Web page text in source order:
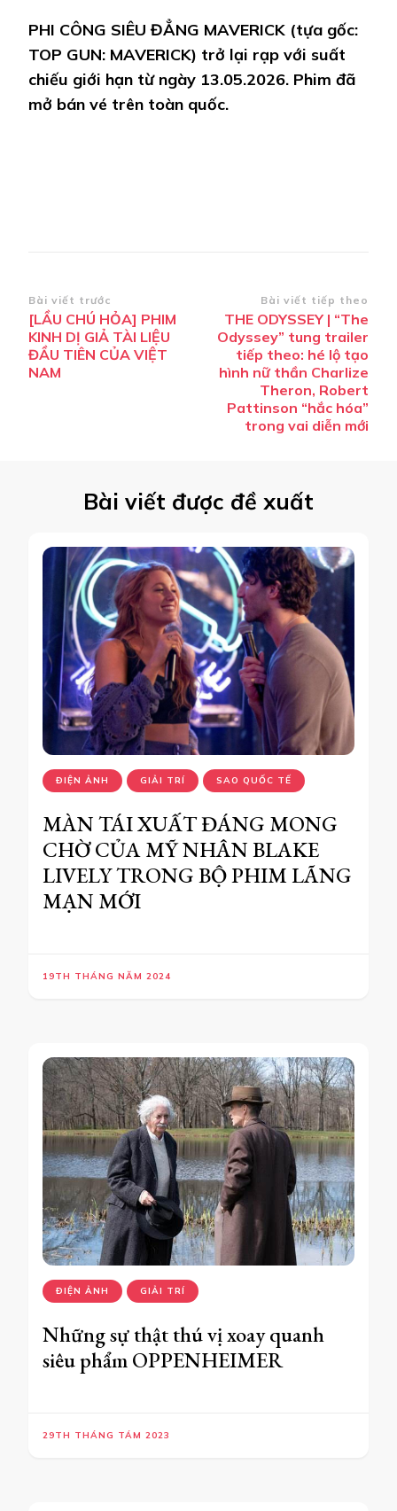
PHI CÔNG SIÊU ĐẲNG MAVERICK (tựa gốc:
TOP GUN: MAVERICK) trở lại rạp với suất
chiếu giới hạn từ ngày 13.05.2026. Phim đã
mở bán vé trên toàn quốc.
Điều
hướng
bài
viết
Bài viết trước
[LẦU CHÚ HỎA] PHIM
KINH DỊ GIẢ TÀI LIỆU
ĐẦU TIÊN CỦA VIỆT
NAM
Bài viết tiếp theo
THE ODYSSEY | “The
Odyssey” tung trailer
tiếp theo: hé lộ tạo
hình nữ thần Charlize
Theron, Robert
Pattinson “hắc hóa”
trong vai diễn mới
Bài viết được đề xuất
ĐIỆN ẢNH GIẢI TRÍ SAO QUỐC TẾ
MÀN TÁI XUẤT ĐÁNG MONG
CHỜ CỦA MỸ NHÂN BLAKE
LIVELY TRONG BỘ PHIM LÃNG
MẠN MỚI
19TH THÁNG NĂM 2024
ĐIỆN ẢNH GIẢI TRÍ
Những sự thật thú vị xoay quanh
siêu phẩm OPPENHEIMER
29TH THÁNG TÁM 2023